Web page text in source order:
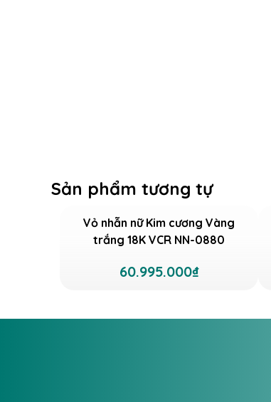
Sản phẩm tương tự
Vỏ nhẫn nữ Kim cương Vàng
trắng 18K VCR NN-0880
60.995.000₫